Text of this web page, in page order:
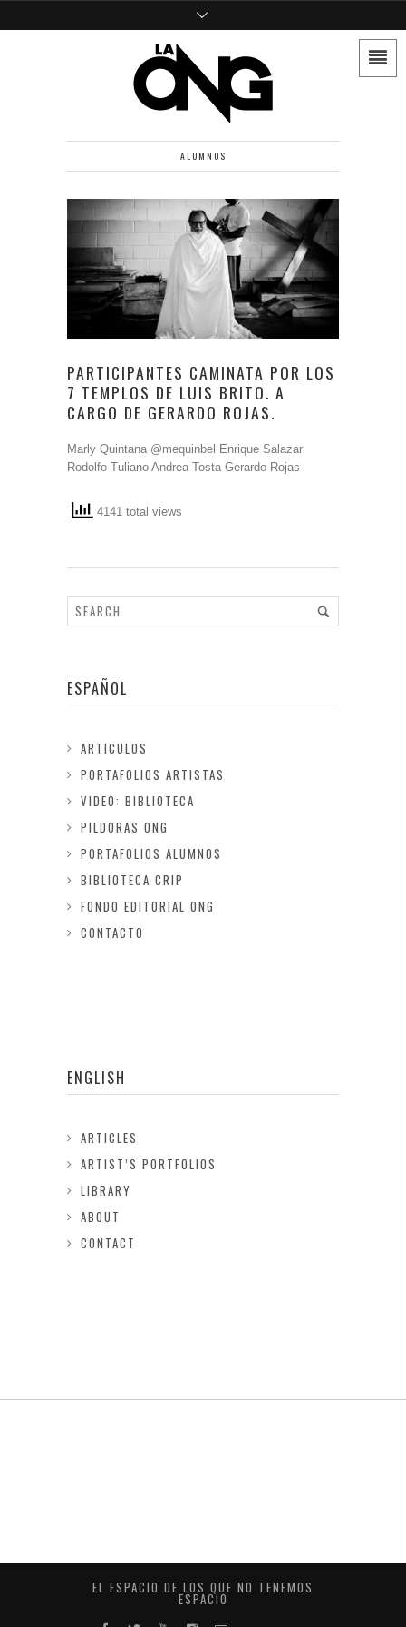
ALUMNOS
PARTICIPANTES CAMINATA POR LOS
7 TEMPLOS DE LUIS BRITO. A
CARGO DE GERARDO ROJAS.
Marly Quintana @mequinbel Enrique Salazar
Rodolfo Tuliano Andrea Tosta Gerardo Rojas
4141 total views
ESPAÑOL
ARTICULOS
PORTAFOLIOS ARTISTAS
VIDEO: BIBLIOTECA
PILDORAS ONG
PORTAFOLIOS ALUMNOS
BIBLIOTECA CRIP
FONDO EDITORIAL ONG
CONTACTO
ENGLISH
ARTICLES
ARTIST’S PORTFOLIOS
LIBRARY
ABOUT
CONTACT
EL ESPACIO DE LOS QUE NO TENEMOS
ESPACIO